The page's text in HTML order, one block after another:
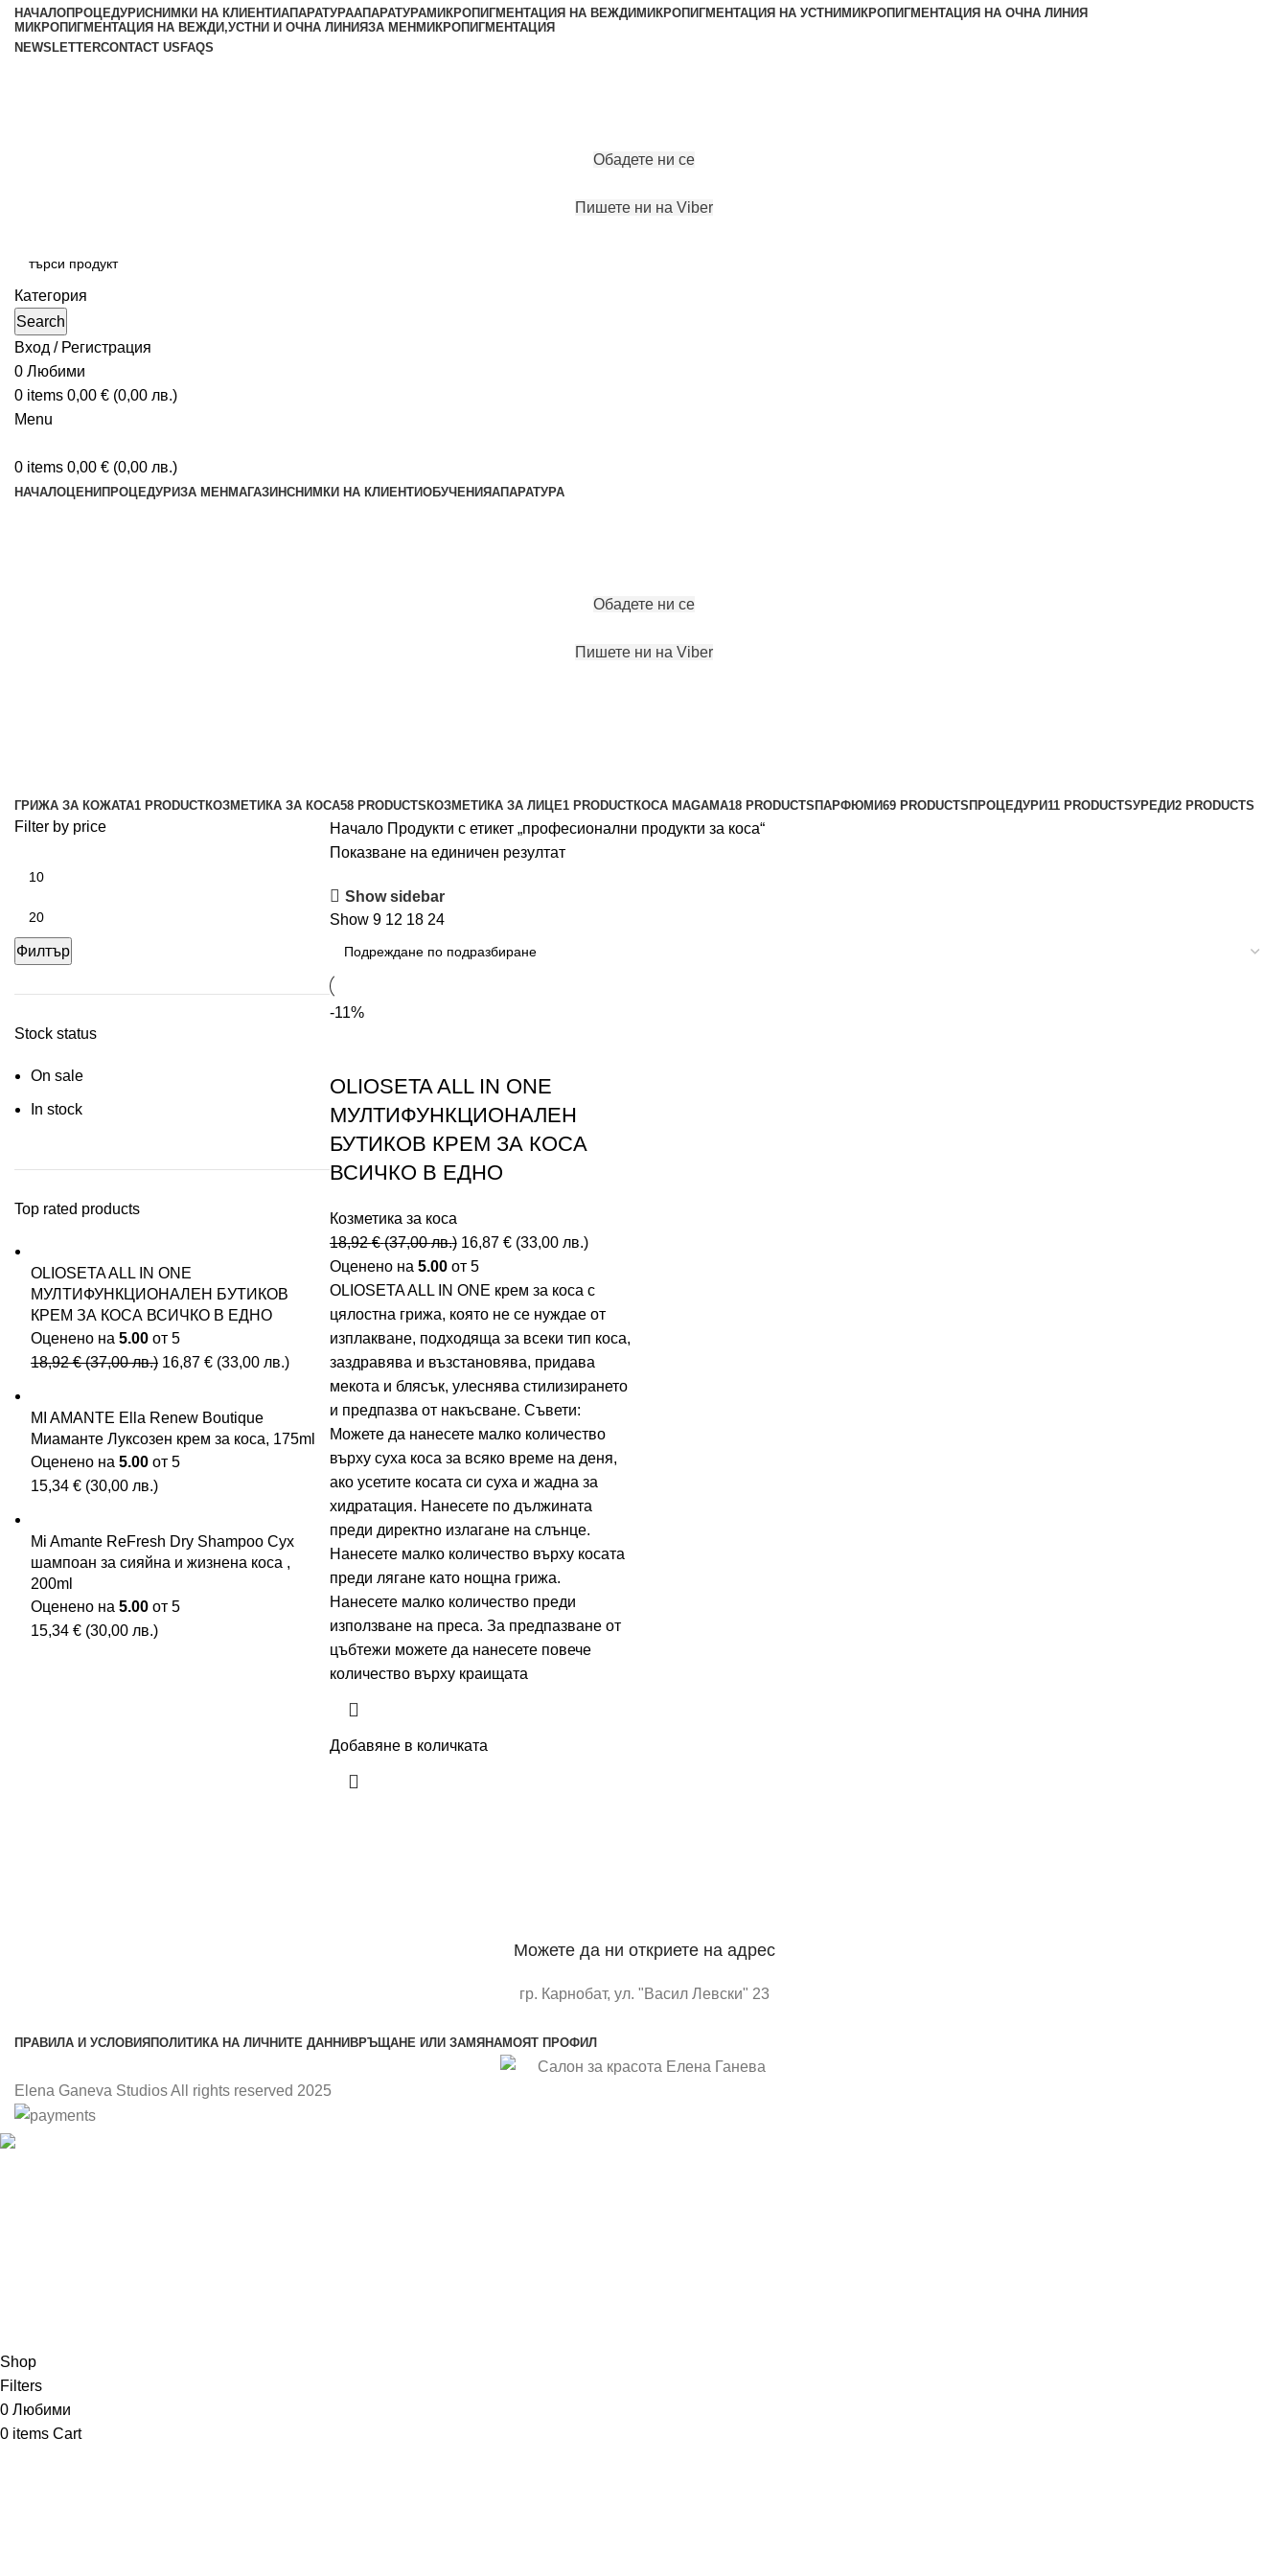
НАЧАЛОПРОЦЕДУРИСНИМКИ НА КЛИЕНТИАПАРАТУРААПАРАТУРАМИКРОПИГМЕНТАЦИЯ НА ВЕЖДИ МИКРОПИГМЕНТАЦИЯ НА УСТНИ МИКРОПИГМЕНТАЦИЯ НА ОЧНА ЛИНИЯ
МИКРОПИГМЕНТАЦИЯ НА ВЕЖДИ,УСТНИ И ОЧНА ЛИНИЯЗА МЕН МИКРОПИГМЕНТАЦИЯ
NEWSLETTERCONTACT US FAQS
Обадете ни се
Пишете ни на Viber
Категория
Search
Вход / Регистрация
0 Любими
0 items 0,00 € (0,00 лв.)
Menu
0 items 0,00 € (0,00 лв.)
НАЧАЛОЦЕНИ ПРОЦЕДУРИЗА МЕН МАГАЗИНСНИМКИ НА КЛИЕНТИОБУЧЕНИЯАПАРАТУРА
Обадете ни се
Пишете ни на Viber
ГРИЖА ЗА КОЖАТА1 PRODUCTКОЗМЕТИКА ЗА КОСА58 PRODUCTS КОЗМЕТИКА ЗА ЛИЦЕ1 PRODUCTКОСА MAGAMA18 PRODUCTS ПАРФЮМИ69 PRODUCTS ПРОЦЕДУРИ11 PRODUCTSУРЕДИ2 PRODUCTS
Filter by price
Филтър
Stock status
On sale
In stock
Top rated products
OLIOSETA ALL IN ONE
МУЛТИФУНКЦИОНАЛЕН БУТИКОВ
КРЕМ ЗА КОСА ВСИЧКО В ЕДНО
Оценено на 5.00 от 5
18,92€ (37,00лв.) 16,87 € (33,00 лв.)
MI AMANTE Ella Renew Boutique
Миаманте Луксозен крем за коса, 175ml
Оценено на 5.00 от 5
15,34 € (30,00 лв.)
Mi Amante ReFresh Dry Shampoo Сух
шампоан за сияйна и жизнена коса ,
200ml
Оценено на 5.00 от 5
15,34 € (30,00 лв.)
Начало Продукти с етикет „професионални продукти за коса“
Показване на единичен резултат
Show sidebar
Show 9 12 18 24
-11%
OLIOSETA ALL IN ONE
МУЛТИФУНКЦИОНАЛЕН
БУТИКОВ КРЕМ ЗА КОСА
ВСИЧКО В ЕДНО
Козметика за коса
18,92€ (37,00лв.) 16,87 € (33,00 лв.)
Оценено на 5.00от 5
OLIOSETA ALL IN ONE крем за коса с
цялостна грижа, която не се нуждае от
изплакване, подходяща за всеки тип коса,
заздравява и възстановява, придава
мекота и блясък, улеснява стилизирането
и предпазва от накъсване. Съвети:
Можете да нанесете малко количество
върху суха коса за всяко време на деня,
ако усетите косата си суха и жадна за
хидратация. Нанесете по дължината
преди директно излагане на слънце.
Нанесете малко количество върху косата
преди лягане като нощна грижа.
Нанесете малко количество преди
използване на преса. За предпазване от
цъбтежи можете да нанесете повече
количество върху краищата
Добавяне в количката
Можете да ни откриете на адрес
гр. Карнобат, ул. "Васил Левски" 23
ПРАВИЛА И УСЛОВИЯПОЛИТИКА НА ЛИЧНИТЕ ДАННИВРЪЩАНЕ ИЛИ ЗАМЯНАМОЯТ ПРОФИЛ
Elena Ganeva Studios All rights reserved 2025
Shop
Filters
0 Любими
0 items Cart